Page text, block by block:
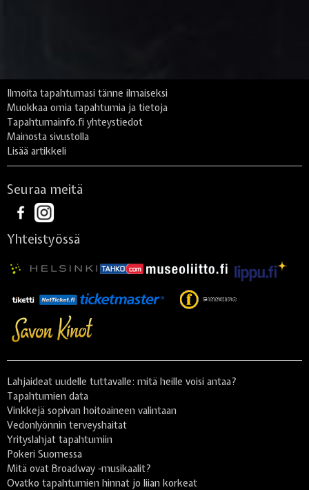
Ilmoita tapahtumasi tänne ilmaiseksi
Muokkaa omia tapahtumia ja tietoja
Tapahtumainfo.fi yhteystiedot
Mainosta sivustolla
Lisää artikkeli
Seuraa meitä
Yhteistyössä
Lahjaideat uudelle tuttavalle: mitä heille voisi antaa?
Tapahtumien data
Vinkkejä sopivan hoitoaineen valintaan
Vedonlyönnin terveyshaitat
Yrityslahjat tapahtumiin
Pokeri Suomessa
Mitä ovat Broadway -musikaalit?
Ovatko tapahtumien hinnat jo liian korkeat